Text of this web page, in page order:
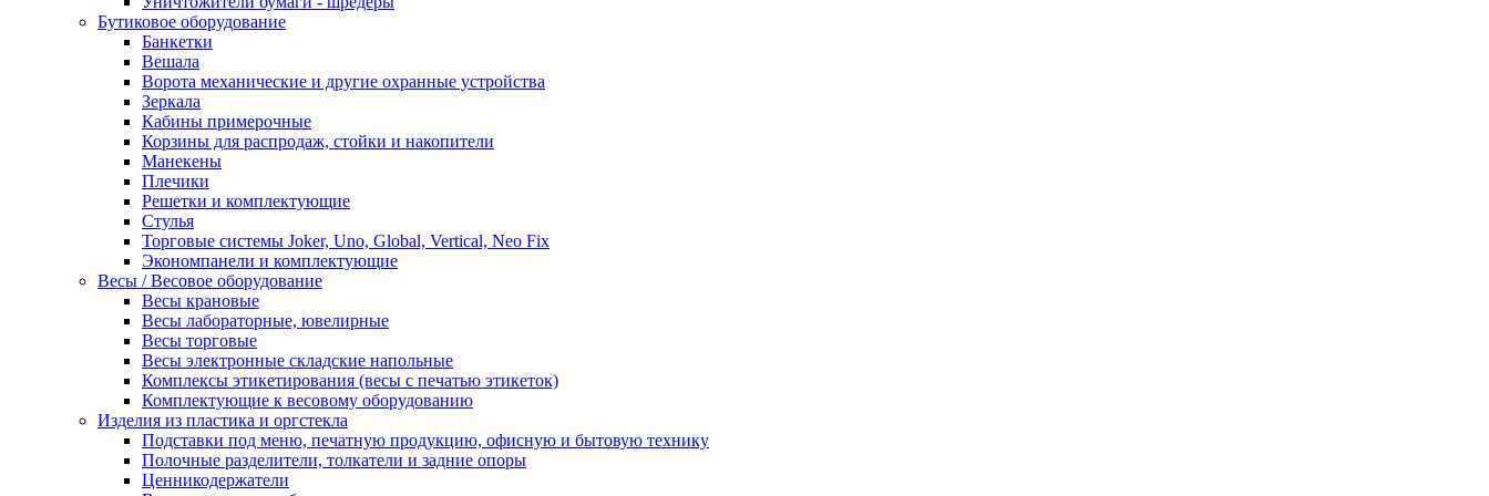
Бутиковое оборудование
Банкетки
Вешала
Ворота механические и другие охранные устройства
Зеркала
Кабины примерочные
Корзины для распродаж, стойки и накопители
Манекены
Плечики
Решетки и комплектующие
Стулья
Торговые системы Joker, Uno, Global, Vertical, Neo Fix
Экономпанели и комплектующие
Весы / Весовое оборудование
Весы крановые
Весы лабораторные, ювелирные
Весы торговые
Весы электронные складские напольные
Комплексы этикетирования (весы с печатью этикеток)
Комплектующие к весовому оборудованию
Изделия из пластика и оргстекла
Подставки под меню, печатную продукцию, офисную и бытовую технику
Полочные разделители, толкатели и задние опоры
Ценникодержатели